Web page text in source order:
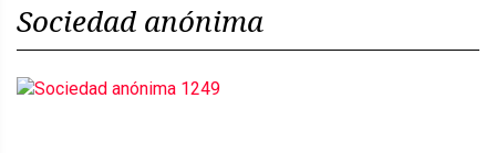
Sociedad anónima